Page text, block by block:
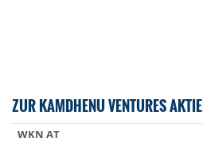
ZUR KAMDHENU VENTURES AKTIE
WKN AT